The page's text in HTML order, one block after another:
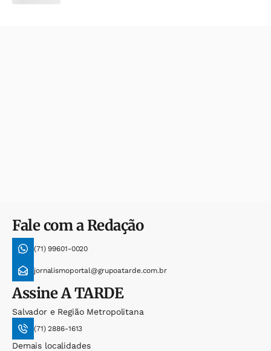
Fale com a Redação
(71) 99601-0020
jornalismoportal@grupoatarde.com.br
AssineA TARDE
Salvador e Região Metropolitana
(71) 2886-1613
Demais localidades